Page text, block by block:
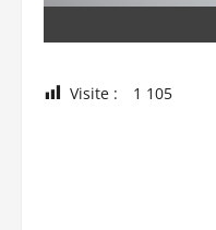
Visite : 1 105